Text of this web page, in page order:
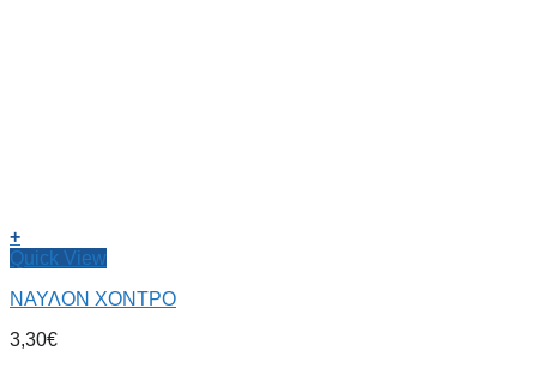
+
Quick View
ΝΑΥΛΟΝ ΧΟΝΤΡΟ
3,30€